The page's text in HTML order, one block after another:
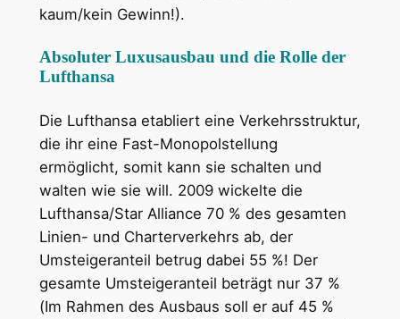
kaum/kein Gewinn!).
Absoluter Luxusausbau und die Rolle der
Lufthansa
Die Lufthansa etabliert eine Verkehrsstruktur,
die ihr eine Fast-Monopolstellung
ermöglicht, somit kann sie schalten und
walten wie sie will. 2009 wickelte die
Lufthansa/Star Alliance 70 % des gesamten
Linien- und Charterverkehrs ab, der
Umsteigeranteil betrug dabei 55 %! Der
gesamte Umsteigeranteil beträgt nur 37 %
(Im Rahmen des Ausbaus soll er auf 45 %